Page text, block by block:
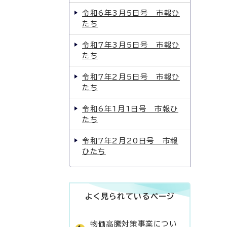
令和6年3月5日号 市報ひ
たち
令和7年3月5日号 市報ひ
たち
令和7年2月5日号 市報ひ
たち
令和6年1月1日号 市報ひ
たち
令和7年2月20日号 市報
ひたち
よく見られているページ
物価高騰対策事業につい